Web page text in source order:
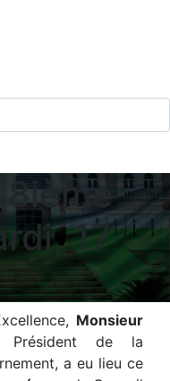
8ième
17
Monsieur
Président de la
a eu lieu ce